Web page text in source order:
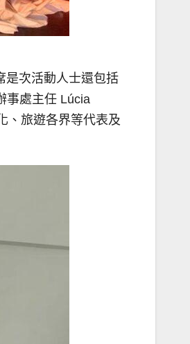
是次活動人士還包括
事處主任 Lúcia
、旅遊各界等代表及